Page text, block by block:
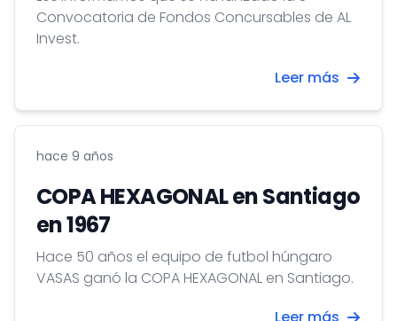
Convocatoria de Fondos Concursables de AL
Invest.
Leer más
hace 9 años
COPA HEXAGONAL en Santiago
en 1967
Hace 50 años el equipo de futbol húngaro
VASAS ganó la COPA HEXAGONAL en Santiago.